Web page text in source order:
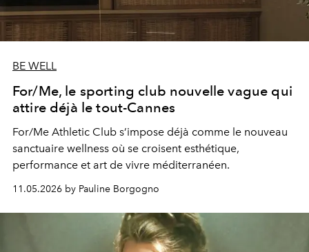
BE WELL
For/Me, le sporting club nouvelle vague qui
attire déjà le tout-Cannes
For/Me Athletic Club s’impose déjà comme le nouveau
sanctuaire wellness où se croisent esthétique,
performance et art de vivre méditerranéen.
11.05.2026 by Pauline Borgogno